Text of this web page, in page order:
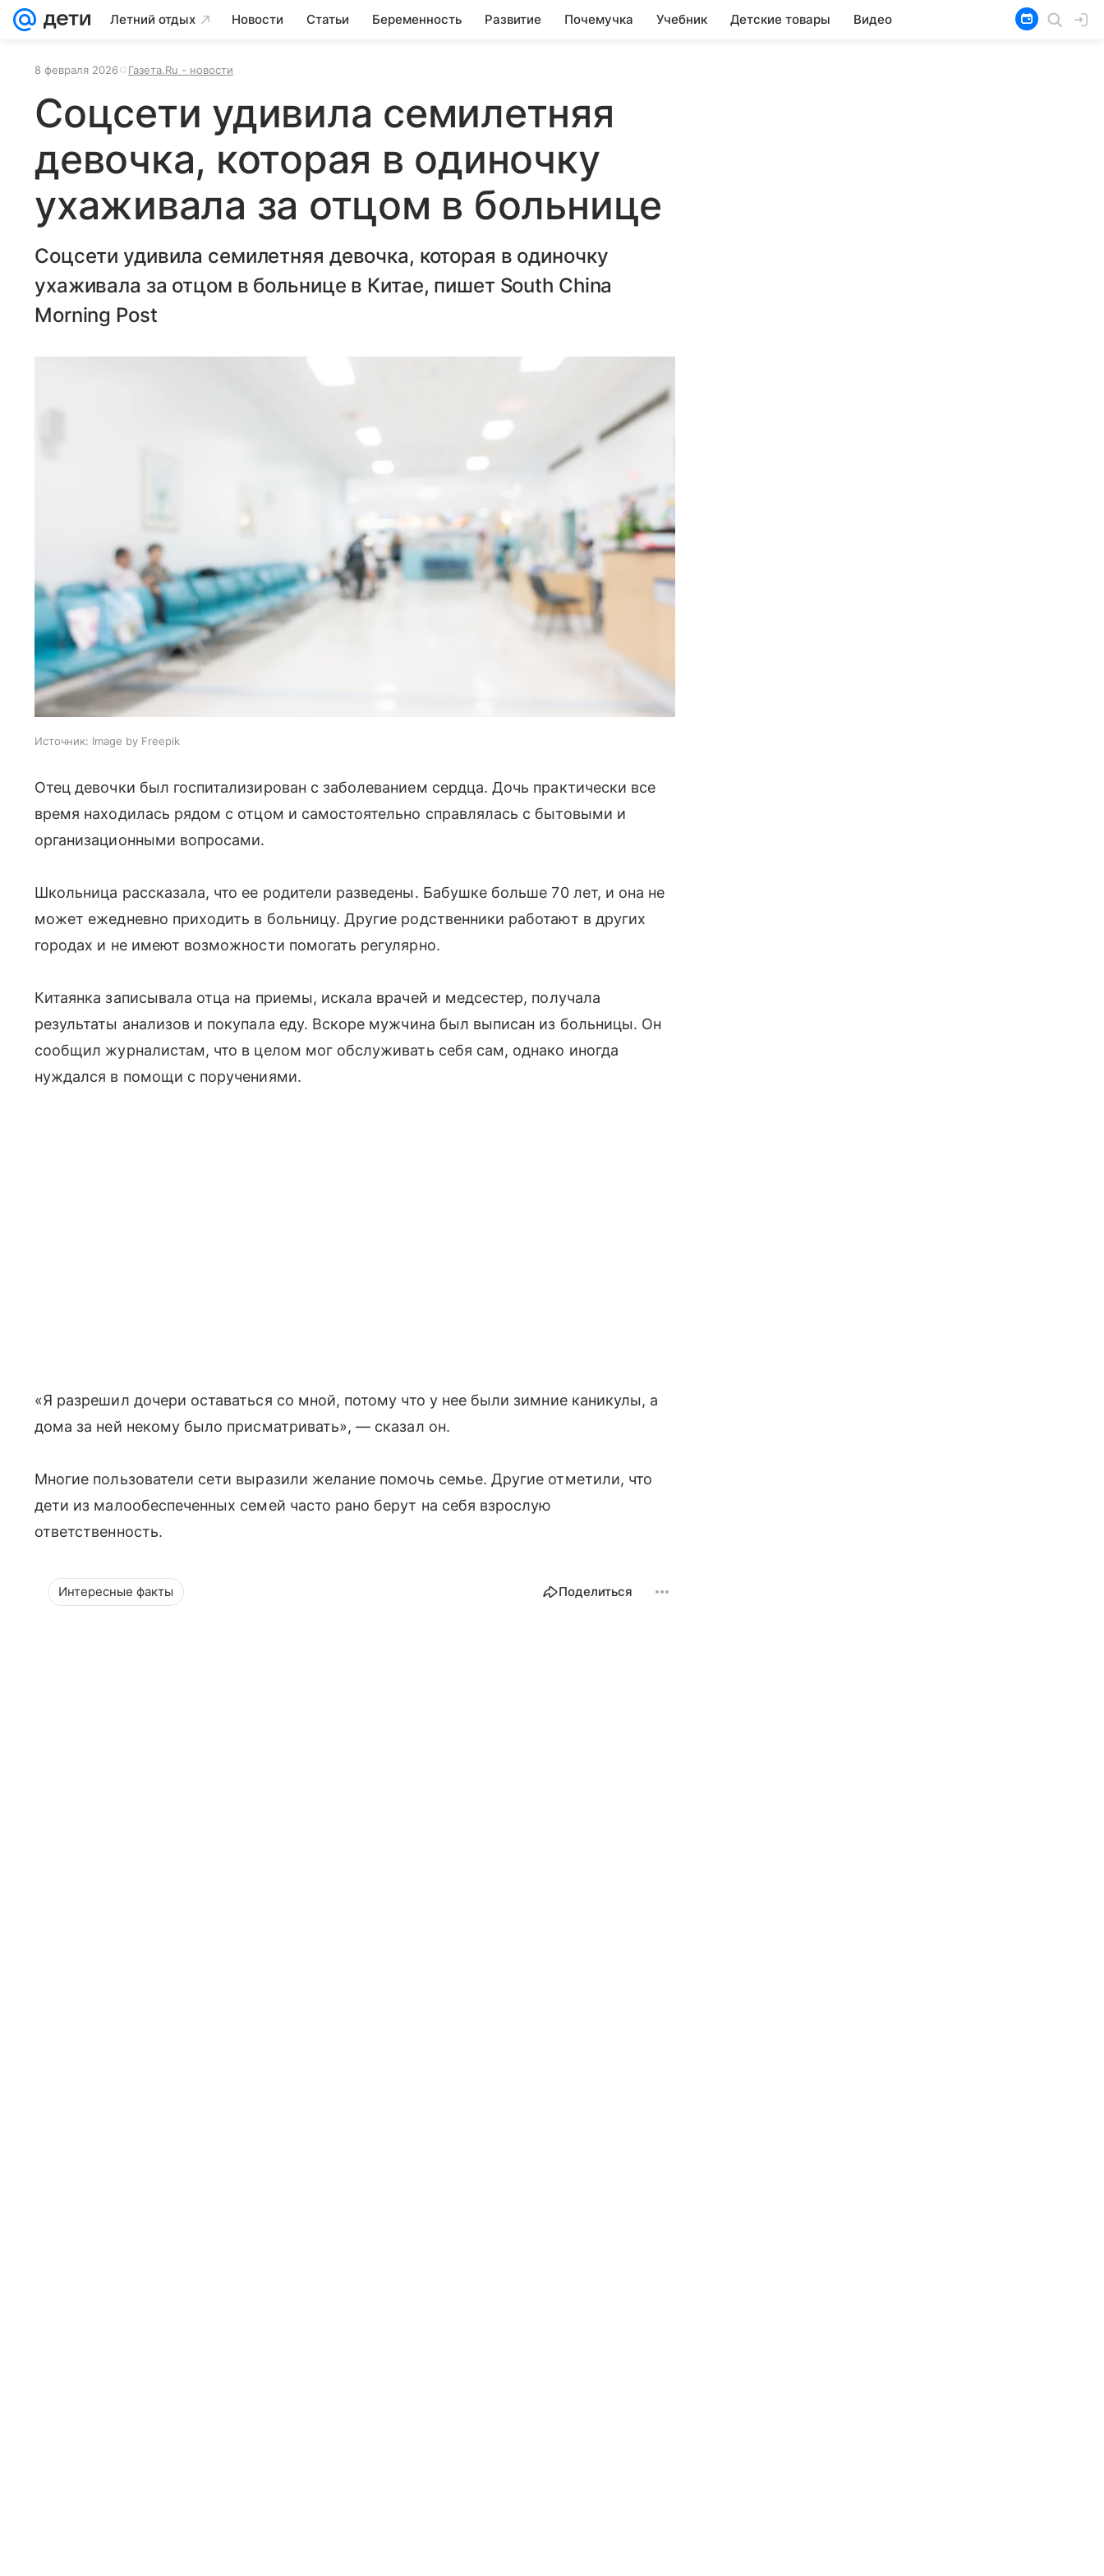
Летний отдых Новости Статьи Беременность Развитие Почемучка Учебник Детские товары Видео
8 февраля 2026 Газета.Ru - новости
Соцсети удивила семилетняя
девочка, которая в одиночку
ухаживала за отцом в больнице
Соцсети удивила семилетняя девочка, которая в одиночку
ухаживала за отцом в больнице в Китае, пишет South China
Morning Post
Источник: Image by Freepik
Отец девочки был госпитализирован с заболеванием сердца. Дочь практически все
время находилась рядом с отцом и самостоятельно справлялась с бытовыми и
организационными вопросами.
Школьница рассказала, что ее родители разведены. Бабушке больше 70 лет, и она не
может ежедневно приходить в больницу. Другие родственники работают в других
городах и не имеют возможности помогать регулярно.
Китаянка записывала отца на приемы, искала врачей и медсестер, получала
результаты анализов и покупала еду. Вскоре мужчина был выписан из больницы. Он
сообщил журналистам, что в целом мог обслуживать себя сам, однако иногда
нуждался в помощи с поручениями.
«Я разрешил дочери оставаться со мной, потому что у нее были зимние каникулы, а
дома за ней некому было присматривать», — сказал он.
Многие пользователи сети выразили желание помочь семье. Другие отметили, что
дети из малообеспеченных семей часто рано берут на себя взрослую
ответственность.
Интересные факты Поделиться